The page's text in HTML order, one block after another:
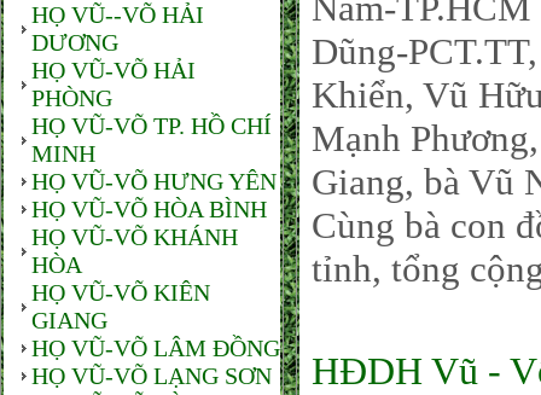
HỌ VŨ--VÕ HẢI
DƯƠNG
HỌ VŨ-VÕ HẢI
PHÒNG
HỌ VŨ-VÕ TP. HỒ CHÍ
MINH
HỌ VŨ-VÕ HƯNG YÊN
HỌ VŨ-VÕ HÒA BÌNH
HỌ VŨ-VÕ KHÁNH
HÒA
HỌ VŨ-VÕ KIÊN
GIANG
HỌ VŨ-VÕ LÂM ĐỒNG
HỌ VŨ-VÕ LẠNG SƠN
Dũng-
Khiển, Vũ
Mạnh
Giang, bà Vũ
Cùng bà con
tỉnh, tổng
HĐDH Vũ -